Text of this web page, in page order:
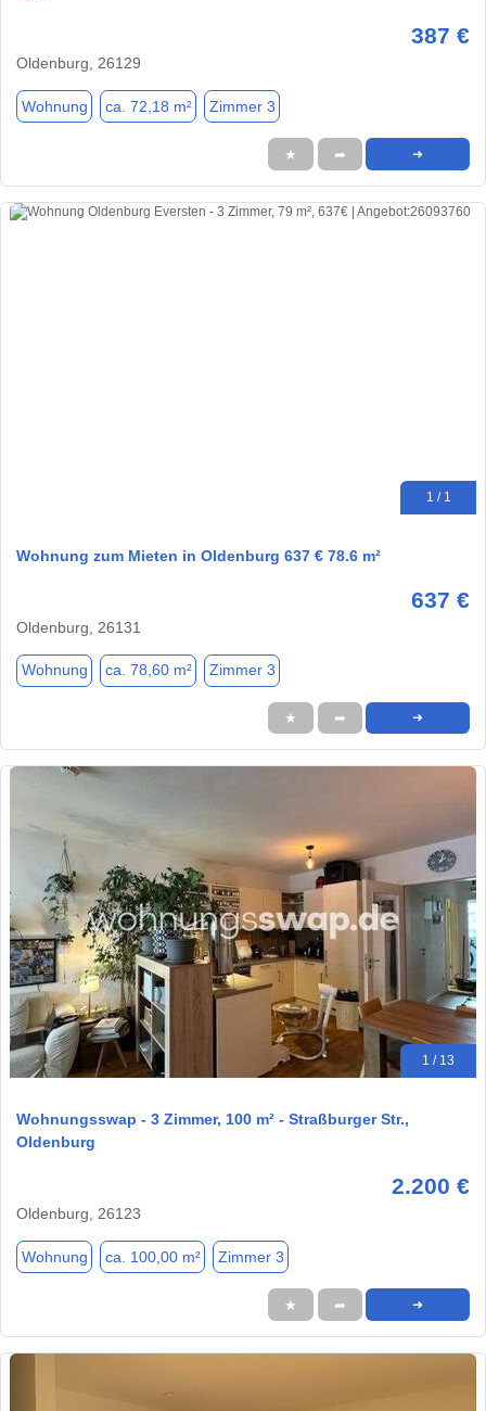
387 €
Oldenburg, 26129
Wohnung ca. 72,18 m² Zimmer 3
★ ➦ ➜
1 / 1
Wohnung zum Mieten in Oldenburg 637 € 78.6 m²
637 €
Oldenburg, 26131
Wohnung ca. 78,60 m² Zimmer 3
★ ➦ ➜
1 / 13
Wohnungsswap - 3 Zimmer, 100 m² - Straßburger Str.,
Oldenburg
2.200 €
Oldenburg, 26123
Wohnung ca. 100,00 m² Zimmer 3
★ ➦ ➜